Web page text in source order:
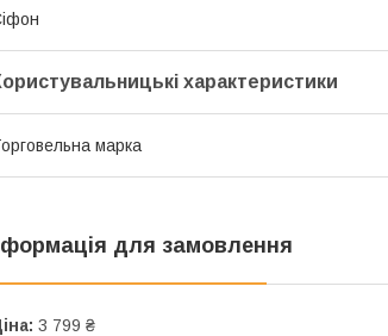
характеристики
марка
для замовлення
3 799 ₴